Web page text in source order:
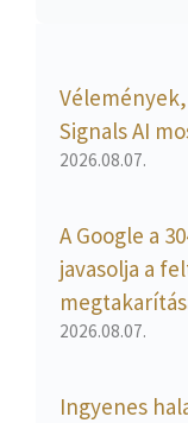
Signals AI
2026.08.07.
A Google a
javasolja a
2026.08.07.
Ingyenes